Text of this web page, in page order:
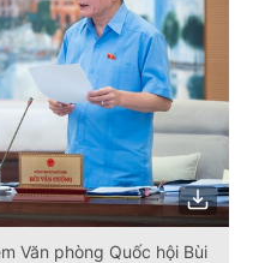
Văn phòng Quốc hội Bùi